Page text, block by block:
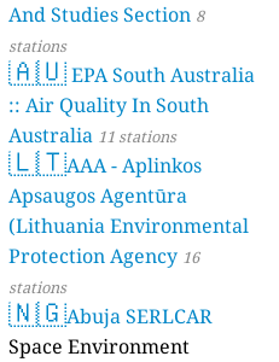
And Studies Section 8
stations
🇦🇺EPA South Australia
:: Air Quality In South
Australia 11 stations
🇱🇹AAA - Aplinkos
Apsaugos Agentūra
(Lithuania Environmental
Protection Agency 16
stations
🇳🇬Abuja SERLCAR
Space Environment